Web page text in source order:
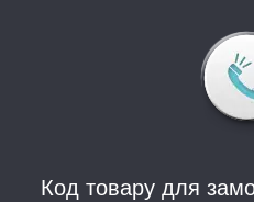
Код товару для